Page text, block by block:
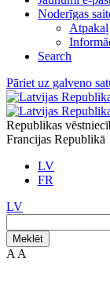
Noderīgas
Atpakaļ
Search
Pāriet uz galveno
Republikas
Francijas Republikā
LV
FR
LV
Meklēt
A A